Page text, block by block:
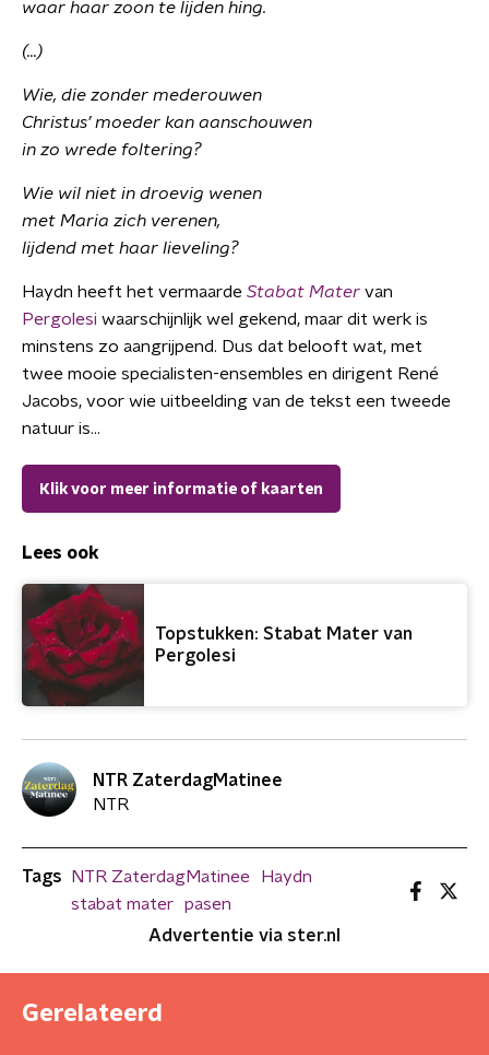
waar haar zoon te lijden hing.
(…)
Wie, die zonder mederouwen
Christus’ moeder kan aanschouwen
in zo wrede foltering?
Wie wil niet in droevig wenen
met Maria zich verenen,
lijdend met haar lieveling?
Haydn heeft het vermaarde Stabat Mater van
Pergolesi waarschijnlijk wel gekend, maar dit werk is
minstens zo aangrijpend. Dus dat belooft wat, met
twee mooie specialisten-ensembles en dirigent René
Jacobs, voor wie uitbeelding van de tekst een tweede
natuur is…
Klik voor meer informatie of kaarten
Lees ook
Topstukken: Stabat Mater van
Pergolesi
NTR ZaterdagMatinee
NTR
Tags NTR ZaterdagMatinee
Haydn
stabat mater
pasen
Advertentie via ster.nl
Gerelateerd